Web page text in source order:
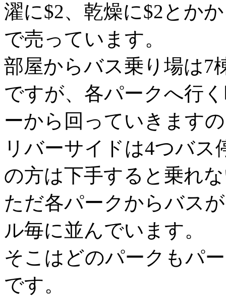
濯に$2、乾燥に$2とか
で売っています。
部屋からバス乗り場は7
ですが、各パークへ行
ーから回っていきます
リバーサイドは4つバ
の方は下手すると乗れ
ただ各パークからバス
ル毎に並んでいます。
そこはどのパークもパ
です。